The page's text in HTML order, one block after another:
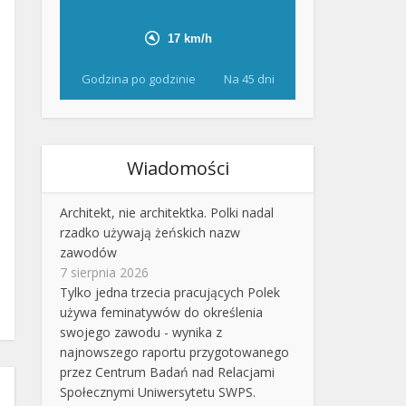
Godzina po godzinie Na 45 dni
Wiadomości
Architekt, nie architektka. Polki nadal
rzadko używają żeńskich nazw
zawodów
7 sierpnia 2026
Tylko jedna trzecia pracujących Polek
używa feminatywów do określenia
swojego zawodu - wynika z
najnowszego raportu przygotowanego
przez Centrum Badań nad Relacjami
Społecznymi Uniwersytetu SWPS.